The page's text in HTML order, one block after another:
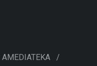
AMEDIATEKA /